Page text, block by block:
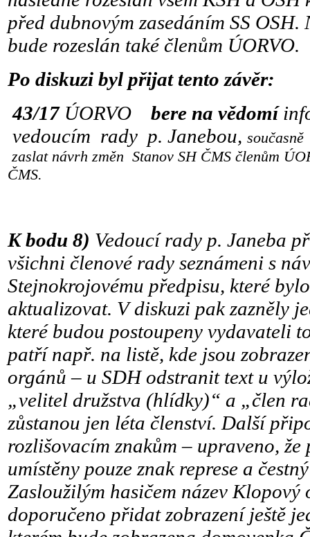
před dubnovým zasedáním SS OSH.
bude rozeslán také členům ÚORVO.
Po diskuzi byl přijat tento závěr:
43/17ÚORVO bere na vědomí
vedoucím rady p. Janebou,
zaslat návrh změn Stanov SH ČMS členům
ČMS.
K bodu 8) Vedoucí rady p. Janeba
všichni členové rady seznámeni s
Stejnokrojovému předpisu, které
aktualizovat. V diskuzi pak zazněly
které budou postoupeny vydavateli
patří např. na listě, kde jsou
orgánů – u SDH odstranit text u
„velitel družstva (hlídky)“ a „člen
zůstanou jen léta členství. Další
rozlišovacím znakům – upraveno,
umístěny pouze znak represe a
Zasloužilým hasičem název Klopový
doporučeno přidat zobrazení ještě